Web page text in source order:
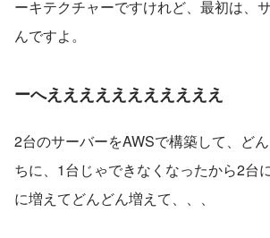
ーキテクチャーですけれど、最初は、
んですよ。
ーへえええええええええええ
2台のサーバーをAWSで構築して、ど
ちに、1台じゃできなくなったから2台
に増えてどんどん増えて、、、